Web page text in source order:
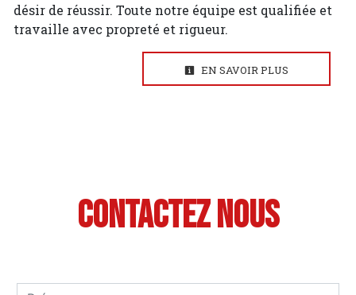
désir de réussir. Toute notre équipe est qualifiée et
travaille avec propreté et rigueur.
EN SAVOIR PLUS
Contactez nous